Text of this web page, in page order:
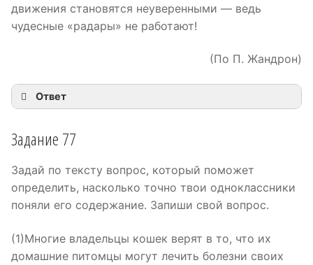
движения становятся неуверенными — ведь
чудесные «радары» не работают!
(По П. Жандрон)
Ответ
Задание 77
Задай по тексту вопрос, который поможет
определить, насколько точно твои одноклассники
поняли его содержание. Запиши свой вопрос.
(1)Многие владельцы кошек верят в то, что их
домашние питомцы могут лечить болезни своих